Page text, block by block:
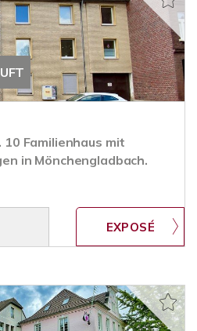
Familienhaus mit
in Mönchengladbach.